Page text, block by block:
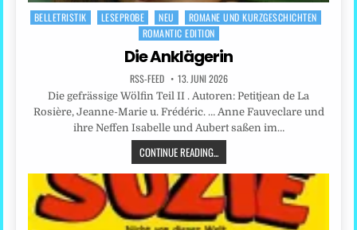
Posted
BELLETRISTIK LESEPROBE NEU
ROMANE UND KURZGESCHICHTEN
ROMANTIC EDITION
Die Anklägerin
RSS-FEED 13. JUNI 2026
Die gefrässige Wölfin Teil II . Autoren: Petitjean de La
Rosière, Jeanne-Marie u. Frédéric. … Anne Fauveclare und
ihre Neffen Isabelle und Aubert saßen im…
CONTINUE READING...